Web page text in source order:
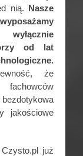
nią. Nasze
od lat
że
bezdotykowa
jakościowe
już